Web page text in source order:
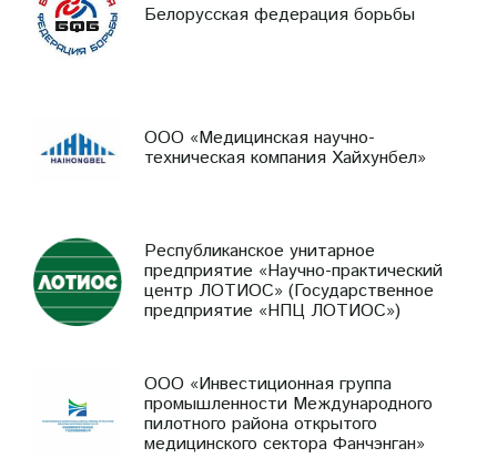
Белорусская федерация борьбы
ООО «Медицинская научно-
техническая компания Хайхунбел»
Республиканское унитарное
предприятие «Научно-практический
центр ЛОТИОС» (Государственное
предприятие «НПЦ ЛОТИОС»)
ООО «Инвестиционная группа
промышленности Международного
пилотного района открытого
медицинского сектора Фанчэнган»